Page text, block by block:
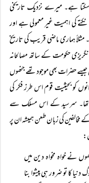
ہے۔ میرے نزدیک تاریخی
کی اہمیت غیر معمولی ہے اور
ہماری ماضی قریب کی تاریخ
حکومت کے ساتھ مصالحانہ
حضرات بھی موجود تھے جنھوں
کو بحیثیت قوم اس طرز فکر کی
تھا۔ سرسید کے اس مسلک سے
کی زبان طعن ہمیشہ ان پر
نے خواہ مخواہ دین میں
کا تو ضرور ہی پیشوا بنا